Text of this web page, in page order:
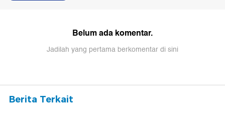
Belum ada komentar.
Jadilah yang pertama berkomentar di sini
Berita Terkait